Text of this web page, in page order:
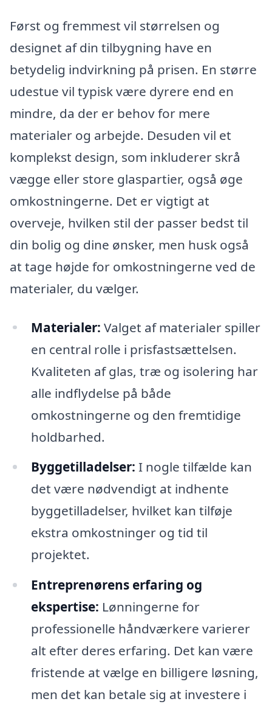
Først og fremmest vil størrelsen og
designet af din tilbygning have en
betydelig indvirkning på prisen. En større
udestue vil typisk være dyrere end en
mindre, da der er behov for mere
materialer og arbejde. Desuden vil et
komplekst design, som inkluderer skrå
vægge eller store glaspartier, også øge
omkostningerne. Det er vigtigt at
overveje, hvilken stil der passer bedst til
din bolig og dine ønsker, men husk også
at tage højde for omkostningerne ved de
materialer, du vælger.
Materialer: Valget af materialer spiller
en central rolle i prisfastsættelsen.
Kvaliteten af glas, træ og isolering har
alle indflydelse på både
omkostningerne og den fremtidige
holdbarhed.
Byggetilladelser: I nogle tilfælde kan
det være nødvendigt at indhente
byggetilladelser, hvilket kan tilføje
ekstra omkostninger og tid til
projektet.
Entreprenørens erfaring og
ekspertise: Lønningerne for
professionelle håndværkere varierer
alt efter deres erfaring. Det kan være
fristende at vælge en billigere løsning,
men det kan betale sig at investere i